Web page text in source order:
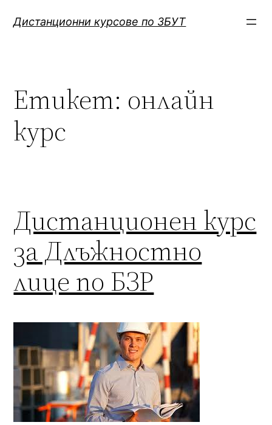
съдържанието
Дистанционни курсове по ЗБУТ
Етикет: онлайн
курс
Дистанционен курс
за Длъжностно
лице по БЗР